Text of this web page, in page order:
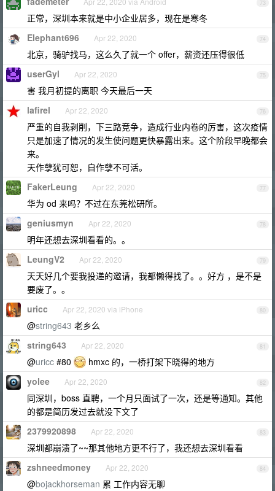
73
正常，深圳本来就是中小企业居多，现在是寒冬
74
Elephant696 Apr 22, 2020
北京，骑驴找马，这么久了就一个 offer，薪资还压得很低
75
userGyl Apr 22, 2020
害 我月初提的离职 今天最后一天
76
lafirel Apr 22, 2020
严重的自我剥削，下三路竞争，造成行业内卷的厉害，这次疫情
只是加速了情况的发生使问题更快暴露出来。这个阶段早晚都会
来。
天作孽犹可恕，自作孽不可活。
77
FakerLeung Apr 22, 2020
华为 od 来吗？不过在东莞松研所。
78
geniusmyn Apr 22, 2020
明年还想去深圳看看的。。
79
LeungV2 Apr 22, 2020
天天好几个要我投递的邀请，我都懒得找了。。好方 ，是不是
要废了。。
80
uricc Apr 22, 2020 via iPhone
@string643 老乡么
81
string643 Apr 22, 2020
@uricc #80 hmxc 的，一桥打架下晓得的地方
82
yolee Apr 22, 2020
同深圳，boss 直聘，一个月只面试了一次，还是等通知。其他
的都是简历发过去就没下文了
83
2379920898 Apr 22, 2020
深圳都崩溃了~~那其他地方更不行了，我还想去深圳看看
84
zshneedmoney Apr 22, 2020
@bojackhorseman 累 工作内容无聊